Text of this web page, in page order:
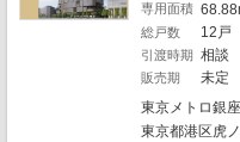
専用面積
総戸数 12戸
引渡時期 相談
販売期
未定
東京メトロ銀
東京都港区虎